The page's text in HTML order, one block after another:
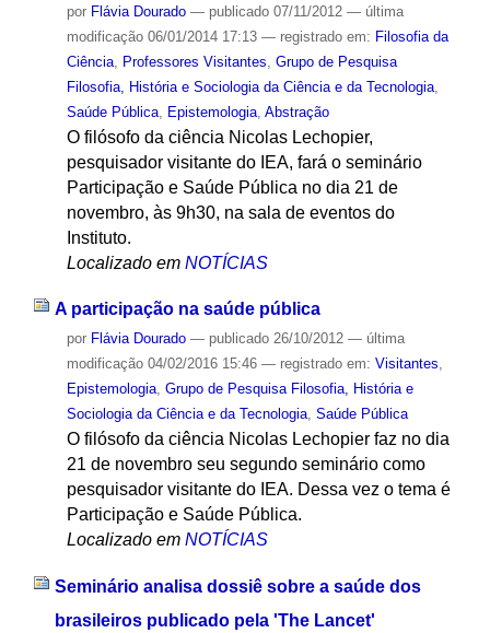
por Flávia Dourado — publicado07/11/2012 — última
modificação06/01/2014 17:13 — registrado em: Filosofia da
Ciência, Professores Visitantes Grupo de Pesquisa
Filosofia, História e Sociologia da Ciência e da Tecnologia,
Saúde Pública, Epistemologia, Abstração
O filósofo da ciência Nicolas Lechopier,
pesquisador visitante do IEA, fará o seminário
Participação e Saúde Pública no dia 21 de
novembro, às 9h30, na sala de eventos do
Instituto.
Localizado em NOTÍCIAS
A participação na saúde pública
por Flávia Dourado — publicado26/10/2012 — última
modificação04/02/2016 15:46 — registrado em: Visitantes,
Epistemologia, Grupo de Pesquisa Filosofia, História e
Sociologia da Ciência e da Tecnologia, Saúde Pública
O filósofo da ciência Nicolas Lechopier faz no dia
21 de novembro seu segundo seminário como
pesquisador visitante do IEA. Dessa vez o tema é
Participação e Saúde Pública.
Localizado em NOTÍCIAS
Seminário analisa dossiê sobre a saúde dos
brasileiros publicado pela 'The Lancet'